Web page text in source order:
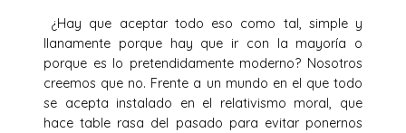
¿Hay que aceptar todo eso como tal, simple y
llanamente porque hay que ir con la mayoría o
porque es lo pretendidamente moderno? Nosotros
creemos que no. Frente a un mundo en el que todo
se acepta instalado en el relativismo moral, que
hace table rasa del pasado para evitar ponernos